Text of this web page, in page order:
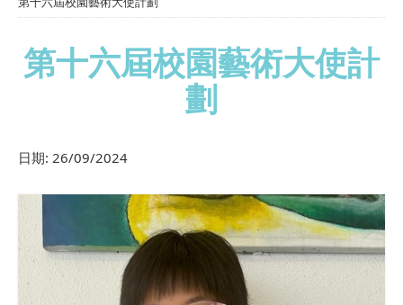
第十六屆校園藝術大使計
劃
日期: 26/09/2024